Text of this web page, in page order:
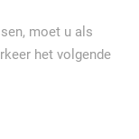
moet u als
het volgende